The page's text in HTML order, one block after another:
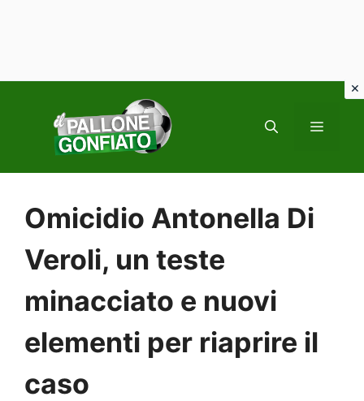
contenuto
MENU
Omicidio Antonella Di
Veroli, un teste
minacciato e nuovi
elementi per riaprire il
caso